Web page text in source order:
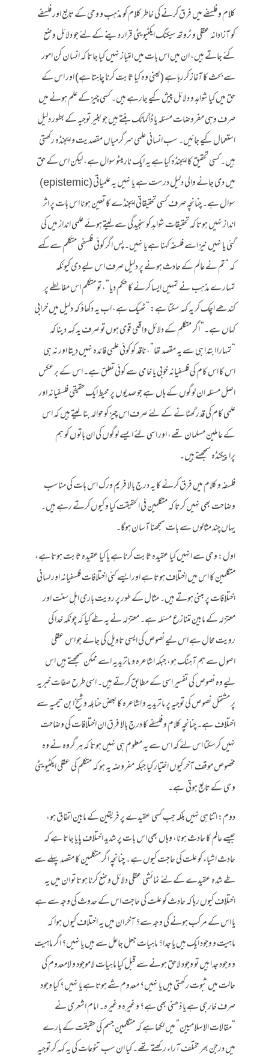
کلام و فلسفے میں فرق کرنے کی خاطر کلام کو مذہب و وحی کے تابع اور فلسفے
کو آزادانہ عقلی و ٹروتھ سیکنگ ایکٹیویٹی قرار دینے کے لئے جو دلائل وضع
کئے جاتے ہیں، ان میں اس بات میں امتیاز نہیں کیا جاتا کہ انسان کن امور
سے بحث کا آغاز کررہا ہے (یعنی وہ کیا ثابت کرنا چاہتا ہے) اور اس کے
حق میں کیا شواہد و دلائل پیش کیے جارہے ہیں۔ کسی چیز کے علم ہونے میں
صرف وہی مفروضات مسئلہ یا ڈاگماٹک بنتے ہیں جو بغیر توجیہ کے بطور دلیل
استعمال کیے جائیں۔ سب انسانی علمی سرگرمیاں مقصدیت و ایجنڈہ رکھتی
ہیں۔ کسی تحقیق کا ایجنڈہ کیا ہے یہ ایک نارمیٹو سوال ہے، لیکن اس کے حق
میں دی جانے والی دلیل درست ہے یا نہیں یہ علمیاتی (epistemic)
سوال ہے۔ چنانچہ صرف کسی تحقیقاتی ایجنڈے کا تعین ہونا اس بات پر اثر
انداز نہیں ہوتا کہ تحقیقات شواہد کو سنجیدگی سے لیتے ہوئے علمی انداز میں کی
گئی یا نہیں نیز اسے فلسفہ کہنا ہے یا نہیں۔ پس اگر کوئی فلسفی متکلم سے کہے
کہ “تم نے عالم کے حادث ہونے پر دلیل صرف اس لیے دی کیونکہ
تمہارے مذہب نے تمہیں ایسا کرنے کا حکم دیا”، تو متکلم اس مغالطے پر
کندھے اچک کر یہ کہہ سکتا ہے: “ٹھیک ہے، اب یہ دکھاؤ کہ دلیل میں خرابی
کہاں ہے۔” اگر متکلم کے دلائل واقعی قوی ہوں تو صرف یہ کہہ دینا کہ
“تمہارا ابتدا ہی سے یہ مقصد تھا”، ناقد کو کوئی علمی فائدہ نہیں دیتا اور نہ ہی
اس کا اس کام کی فلسفیانہ خوبی یا خامی سے کوئی تعلق ہے۔ اس کے برعکس
اصل مسئلہ ان لوگوں کے ہاں ہے جو صدیوں پر محیط ایک حقیقی فلسفیانہ اور
علمی کام کی قدر گھٹانے کے لئے صرف اس چیز کو حوالہ بنا لیتے ہیں کہ اس
کے عاملین مسلمان تھے، اور اسی لئے ایسے لوگوں کی ان باتوں کو ہم
پراپیگنڈہ سمجھتے ہیں۔
فلسفہ و کلام میں فرق کرنے کا یہ درج بالا فریم ورک اس بات کی مناسب
وضاحت بھی نہیں کرتا کہ متکلمین فی الحقیقت کیا و کیوں کرتے رہے ہیں۔
یہاں چند مثالوں سے بات سمجھنا آسان ہوگا۔
اول: وحی سے انہیں کیا عقیدہ ثابت کرنا ہے یا کیا عقیدہ ثابت ہوتا ہے،
متکلمین کا اس میں اختلاف ہوتا ہے اور ایسے کئی اختلافات فلسفیانہ اور لسانی
اختلافات پر مبنی ہوتے ہیں۔ مثال کے طور پر رویت باری اہل سنت اور
معتزلہ کے مابین متنازع مسئلہ ہے۔ معتزلہ نے یہ طے کیا کہ چونکہ خدا کی
رویت محال ہے اس لیے نصوص کی ایسی تاویل کی جائے جو اس عقلی
اصول سے ہم آہنگ ہو، جبکہ اشاعرہ و ماتریدیہ اسے ممکن سمجھتے ہیں اس
لیے وہ نصوص کی تفسیر اسی کے مطابق کرتے ہیں۔ اسی طرح صفات خبریہ
پر مشتمل نصوص کی توجیہ پر ماتریدیہ و اشاعرہ کا بعض حنابلہ و شیخ ابن تیمیہ سے
اختلاف ہے۔ چنانچہ کلام و فلسفے کا درج بالا فرق ان اختلافات کی وضاحت
نہیں کرسکتا اس لئے کہ اس سے یہ معلوم ہی نہیں ہوتا کہ ہر گروہ نے وہ
مخصوص موقف آخر کیوں اختیار کیا جبکہ مفروضہ یہ ہو کہ متکلم کی عقلی ایکٹیویٹی
وحی کے تابع ہوتی ہے۔
دوم: اتنا ہی نہیں بلکہ جب کسی عقیدے پر فریقین کے مابین اتفاق ہو،
جیسے عالم کا حادث ہونا، وہاں بھی اس بات پر شدید اختلاف پایا جاتا ہے کہ
حادث اشیاء کو علت کی حاجت کیوں ہے۔ چنانچہ اگر متکلمین کا مقصد پہلے سے
طے شدہ عقیدے کے لئے نمائشی عقلی دلائل وضع کرنا ہوتا تو ان میں یہ
اختلاف کیوں رہا کہ حادث کو علت کی حاجت اس کے حدوث کی وجہ سے ہے
یا اس کے مرکب ہونے کی وجہ سے؟ آخر ان میں یہ اختلاف کیوں ہوا کہ
ماہیت و وجود ایک ہیں یا جدا؟ ماہیات جعل جاعل سے ہیں یا نہیں؟ اگر ماہیت
و وجود جدا ہیں تو وجود لاحق ہونے سے قبل کیا ماہیات لاموجود و لامعدوم کی
حالت میں ثبوت رکھتی ہیں یا نہیں؟ معدوم شے ہوتا ہے یا نہیں؟ کیا وجود
صرف خارجی ہے یا ذھنی بھی ہے؟ وغیرہ وغیرہ۔ امام اشعری نے
“مقالات الاسلامیین” میں لکھا ہے کہ متکلمین جسم کی حقیقت کے بارے
میں درجن بھر مختلف آراء رکھتے تھے۔ کیا ان سب تنوعات کی یہ کہہ کر توجیہ